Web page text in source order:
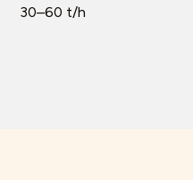
30–60 t/h